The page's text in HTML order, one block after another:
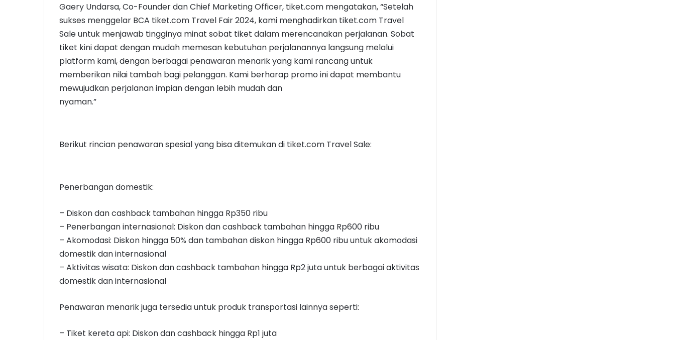
Gaery Undarsa, Co-Founder dan Chief Marketing Officer, tiket.com mengatakan, “Setelah
sukses menggelar BCA tiket.com Travel Fair 2024, kami menghadirkan tiket.com Travel
Sale untuk menjawab tingginya minat sobat tiket dalam merencanakan perjalanan. Sobat
tiket kini dapat dengan mudah memesan kebutuhan perjalanannya langsung melalui
platform kami, dengan berbagai penawaran menarik yang kami rancang untuk
memberikan nilai tambah bagi pelanggan. Kami berharap promo ini dapat membantu
mewujudkan perjalanan impian dengan lebih mudah dan
nyaman.”
Berikut rincian penawaran spesial yang bisa ditemukan di tiket.com Travel Sale:
Penerbangan domestik:
– Diskon dan cashback tambahan hingga Rp350 ribu
– Penerbangan internasional: Diskon dan cashback tambahan hingga Rp600 ribu
– Akomodasi: Diskon hingga 50% dan tambahan diskon hingga Rp600 ribu untuk akomodasi
domestik dan internasional
– Aktivitas wisata: Diskon dan cashback tambahan hingga Rp2 juta untuk berbagai aktivitas
domestik dan internasional
Penawaran menarik juga tersedia untuk produk transportasi lainnya seperti:
– Tiket kereta api: Diskon dan cashback hingga Rp1 juta